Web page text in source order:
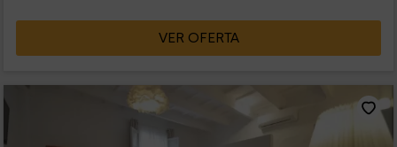
VER OFERTA